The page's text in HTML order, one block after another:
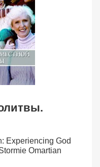
Experiencing God
Omartian